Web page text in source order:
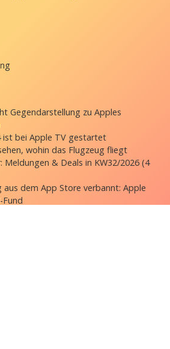
Gegendarstellung zu Apples
ist bei Apple TV gestartet
wohin das Flugzeug fliegt
Meldungen & Deals in KW32/2026 (4
aus dem App Store verbannt: Apple
Fund